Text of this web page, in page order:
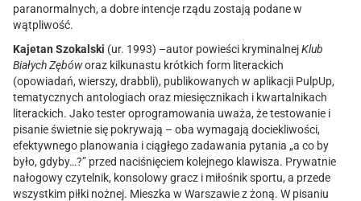
paranormalnych, a dobre intencje rządu zostają podane w
wątpliwość.
Kajetan Szokalski (ur. 1993) –autor powieści kryminalnejKlub
Białych Zębóworaz kilkunastu krótkich form literackich
(opowiadań, wierszy, drabbli), publikowanych w aplikacji PulpUp,
tematycznych antologiach oraz miesięcznikach i kwartalnikach
literackich. Jako tester oprogramowania uważa, że testowanie i
pisanie świetnie się pokrywają – oba wymagają dociekliwości,
efektywnego planowania i ciągłego zadawania pytania „a co by
było, gdyby…?” przed naciśnięciem kolejnego klawisza. Prywatnie
nałogowy czytelnik, konsolowy gracz i miłośnik sportu, a przede
wszystkim piłki nożnej. Mieszka w Warszawie z żoną. W pisaniu